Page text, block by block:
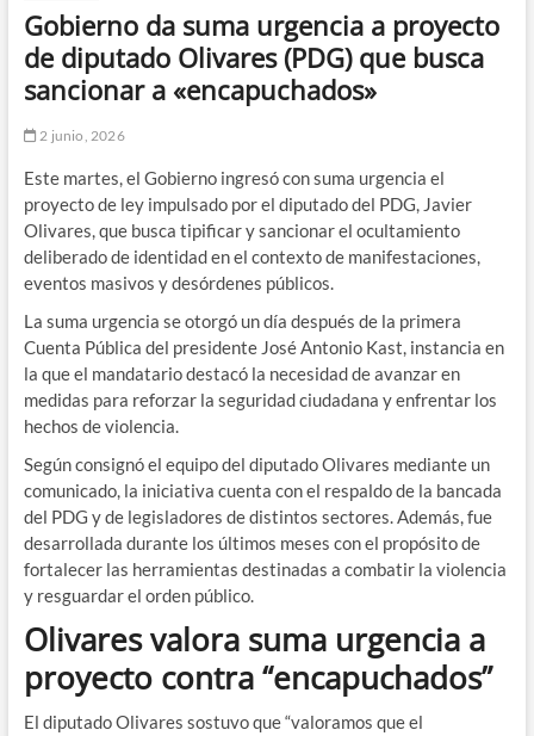
Gobierno da suma urgencia a proyecto
de diputado Olivares (PDG) que busca
sancionar a «encapuchados»
2 junio, 2026
Este martes,el Gobierno ingresó con suma urgencia el
proyecto de ley impulsado por el diputado del PDG, Javier
Olivares, que busca tipificar y sancionar el ocultamiento
deliberado de identidad en el contexto de manifestaciones,
eventos masivos y desórdenes públicos.
La suma urgencia se otorgó un día después de la primera
Cuenta Pública del presidente José Antonio Kast, instancia en
la que el mandatario destacó la necesidad de avanzar en
medidas para reforzar la seguridad ciudadana y enfrentar los
hechos de violencia.
Según consignó el equipo del diputado Olivares mediante un
comunicado, la iniciativa cuenta con el respaldo de la bancada
del PDG y de legisladores de distintos sectores. Además, fue
desarrollada durante los últimos meses con el propósito de
fortalecer las herramientas destinadas a combatir la violencia
y resguardar el orden público.
Olivares valora suma urgencia a
proyecto contra “encapuchados”
El diputado Olivares sostuvo que “valoramos que el